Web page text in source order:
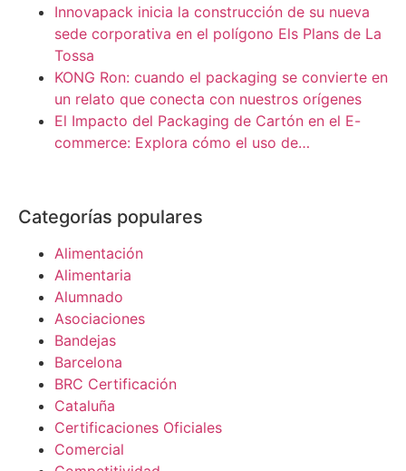
Innovapack inicia la construcción de su nueva
sede corporativa en el polígono Els Plans de La
Tossa
KONG Ron: cuando el packaging se convierte en
un relato que conecta con nuestros orígenes
El Impacto del Packaging de Cartón en el E-
commerce: Explora cómo el uso de…
Categorías populares
Alimentación
Alimentaria
Alumnado
Asociaciones
Bandejas
Barcelona
BRC Certificación
Cataluña
Certificaciones Oficiales
Comercial